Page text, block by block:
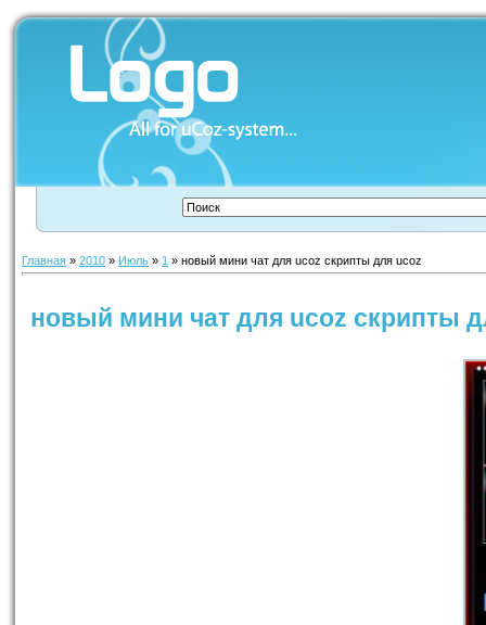
Главная » 2010 » Июль » 1 » новый мини чат для ucoz скрипты для ucoz
новый мини чат для ucoz скрипты